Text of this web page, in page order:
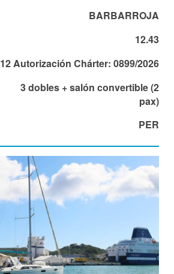
BARBARROJA
12.43
12 Autorización Chárter: 0899/2026
3 dobles + salón convertible (2
pax)
PER